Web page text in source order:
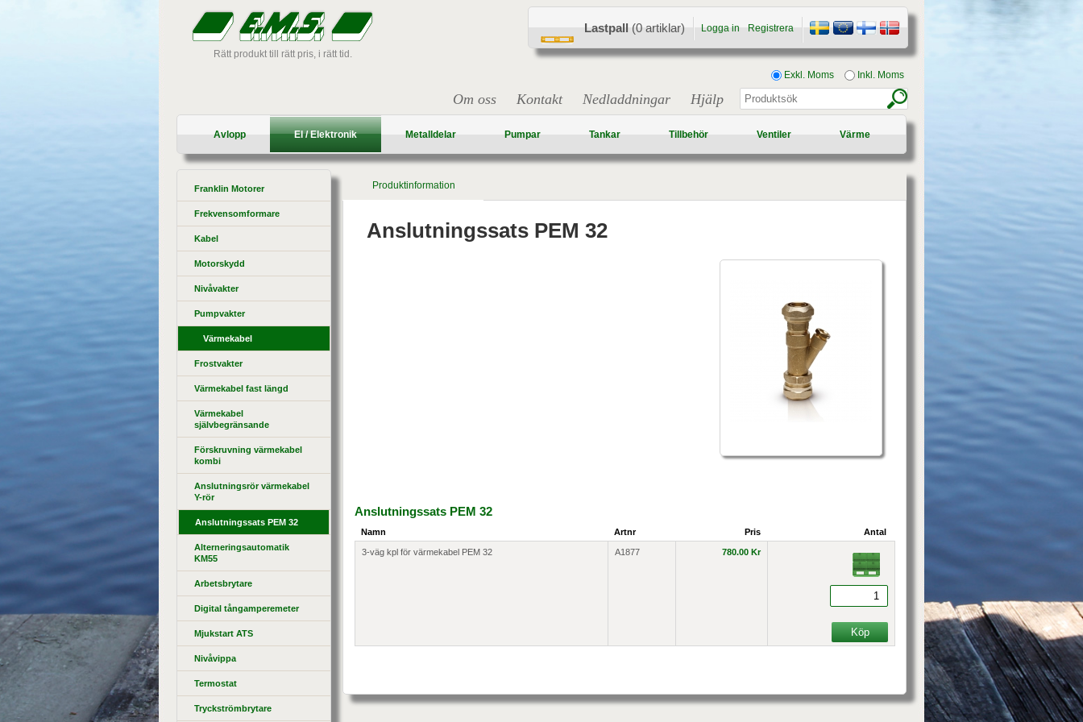
Rätt produkt till rätt pris, i rätt tid.
Lastpall (0 artiklar) Logga in Registrera
Exkl. Moms Inkl. Moms
Om oss Kontakt Nedladdningar Hjälp
Avlopp El / Elektronik Metalldelar Pumpar Tankar Tillbehör Ventiler Värme
Franklin Motorer
Frekvensomformare
Kabel
Motorskydd
Nivåvakter
Pumpvakter
Värmekabel
Frostvakter
Värmekabel fast längd
Värmekabel
självbegränsande
Förskruvning värmekabel
kombi
Anslutningsrör värmekabel
Y-rör
Anslutningssats PEM 32
Alterneringsautomatik
KM55
Arbetsbrytare
Digital tångamperemeter
Mjukstart ATS
Nivåvippa
Termostat
Tryckströmbrytare
Produktinformation
Anslutningssats PEM 32
Anslutningssats PEM 32
Namn Artnr Pris Antal
3-väg kpl för värmekabel PEM 32 A1877 780.00 Kr